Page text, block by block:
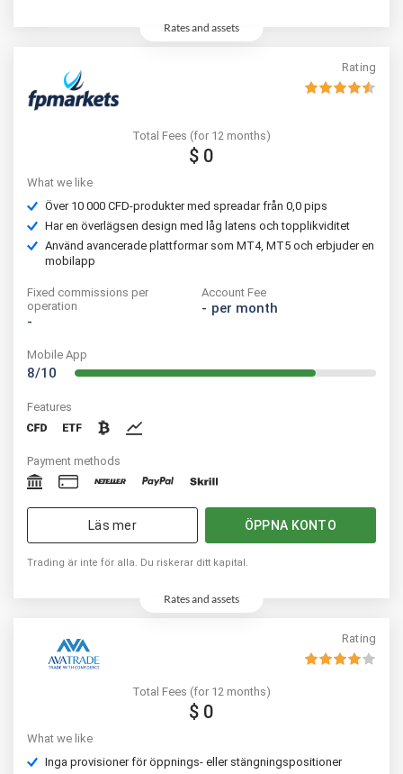
Rates and assets
Rating
Total Fees (for 12 months)
$ 0
What we like
Över 10 000 CFD-produkter med spreadar från 0,0 pips
Har en överlägsen design med låg latens och topplikviditet
Använd avancerade plattformar som MT4, MT5 och erbjuder en
mobilapp
Fixed commissions per
operation
-
Account Fee
- per month
Mobile App
8/10
Features
Payment methods
Läs mer ÖPPNA KONTO
Trading är inte för alla. Du riskerar ditt kapital.
Rates and assets
Rating
Total Fees (for 12 months)
$ 0
What we like
Inga provisioner för öppnings- eller stängningspositioner